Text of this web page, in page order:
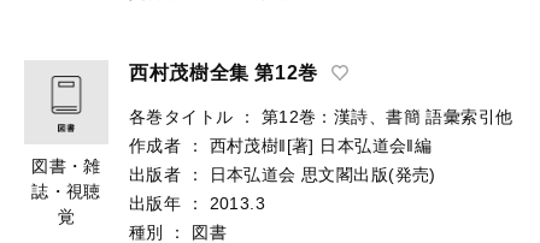
図書・雑
誌・視聴
覚
西村茂樹全集 第12巻
各巻タイトル ：
第12巻：漢詩、書簡 語彙索引他
作成者
： 西村茂樹‖[著] 日本弘道会‖編
出版者
： 日本弘道会 思文閣出版(発売)
出版年
：
2013.3
種別
： 図書